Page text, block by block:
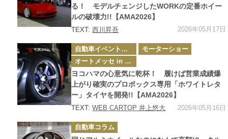
る！ モデルチェンジしたWORKの定番ホイー
ルの破壊力!!【AMA2026】
TEXT:西川昇吾 2026年05月17日
カ
テ
ゴ
リ
ー
自動車イベント・カーイベント
モーターショー
オートメッセ in 愛知
ヨコハマの心意気に乾杯！ 履けば営業成績爆
上がり確実のプロボックス専用「ホワイトレタ
ー」タイヤを開発!!【AMA2026】
TEXT:WEB CARTOP 井上悠大 2026年05月16日
カ
テ
ゴ
自動車コラム